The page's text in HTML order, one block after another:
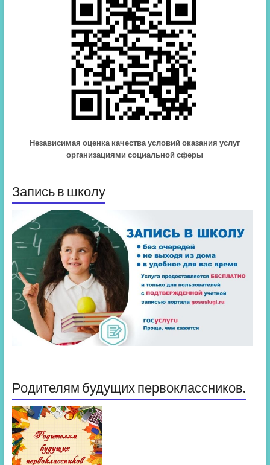
Независимая оценка качества условий оказания услуг
организациями социальной сферы
Запись в школу
Родителям будущих первоклассников.